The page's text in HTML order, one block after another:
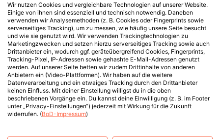
Wir nutzen Cookies und vergleichbare Technologien auf unserer Website.
Einige von ihnen sind essenziell und technisch notwendig. Daneben
verwenden wir Analysemethoden (z. B. Cookies oder Fingerprints sowie
serverseitiges Tracking), um zu messen, wie häufig unsere Seite besucht
und wie sie genutzt wird. Wir verwenden Trackingtechnologien zu
Marketingzwecken und setzen hierzu serverseitiges Tracking sowie auch
Drittanbieter ein, wodurch ggf. geräteübergreifend Cookies, Fingerprints,
Tracking-Pixel, IP-Adressen sowie gehashte E-Mail-Adressen genutzt
werden. Auf unserer Seite betten wir zudem Drittinhalte von anderen
Anbietern ein (Video-Plattformen). Wir haben auf die weitere
Datenverarbeitung und ein etwaiges Tracking durch den Drittanbieter
keinen Einfluss. Mit deiner Einstellung willigst du in die oben
beschriebenen Vorgänge ein. Du kannst deine Einwilligung (z. B. im Footer
unter „Privacy-Einstellungen“) jederzeit mit Wirkung für die Zukunft
widerrufen. (BoD-Impressum)